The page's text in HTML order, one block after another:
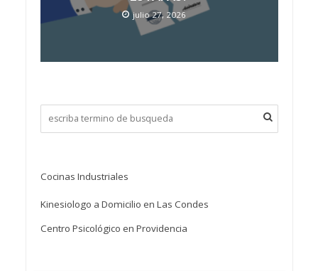
julio 27, 2026
Cocinas Industriales
Kinesiologo a Domicilio en Las Condes
Centro Psicológico en Providencia